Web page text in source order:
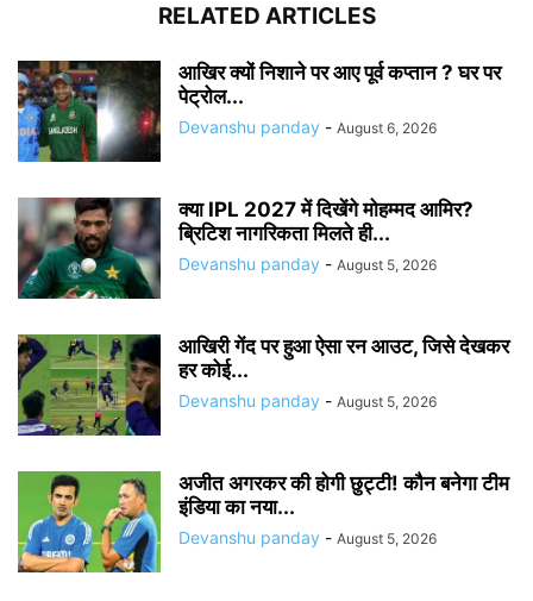
RELATED ARTICLES
आखिर क्यों निशाने पर आए पूर्व कप्तान ? घर पर
पेट्रोल...
Devanshu panday - August 6, 2026
क्या IPL 2027 में दिखेंगे मोहम्मद आमिर?
ब्रिटिश नागरिकता मिलते ही...
Devanshu panday - August 5, 2026
आखिरी गेंद पर हुआ ऐसा रन आउट, जिसे देखकर
हर कोई...
Devanshu panday - August 5, 2026
अजीत अगरकर की होगी छुट्टी! कौन बनेगा टीम
इंडिया का नया...
Devanshu panday - August 5, 2026